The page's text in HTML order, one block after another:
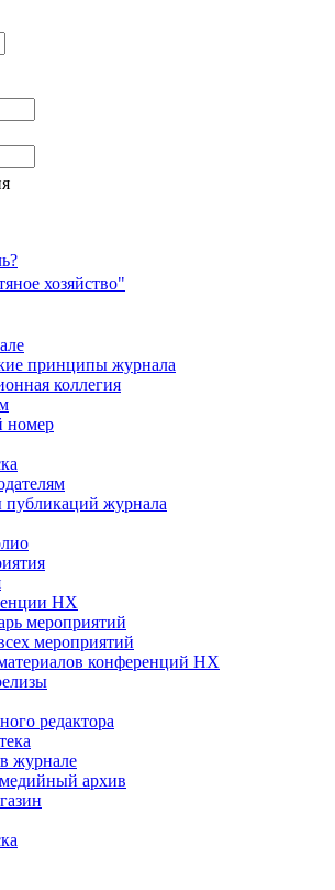
принципы журнала
коллегия
номер
журнала
НХ
мероприятий
мероприятий
конференций НХ
редактора
журнале
архив